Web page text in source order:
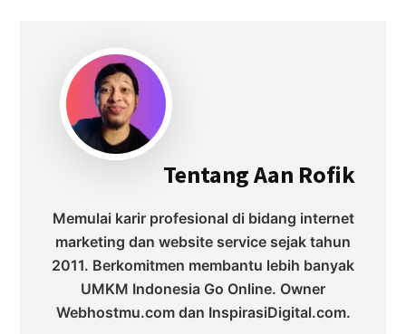
TentangAan Rofik
Memulai karir profesional di bidang internet
marketing dan website service sejak tahun
2011. Berkomitmen membantu lebih banyak
UMKM Indonesia Go Online. Owner
Webhostmu.com dan InspirasiDigital.com.